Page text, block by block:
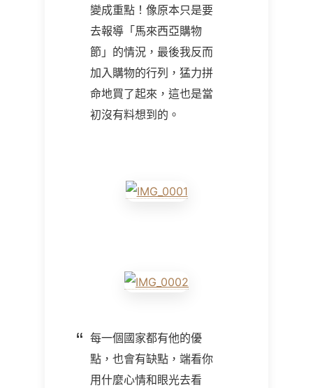
變成重點！像原本只是要
去報導「馬來西亞購物
節」的情況，最後我反而
加入購物的行列，猛力拼
命地買了起來，這也是當
初沒有料想到的。
每一個國家都有他的優
點，也會有缺點，端看你
用什麼心情和眼光去看